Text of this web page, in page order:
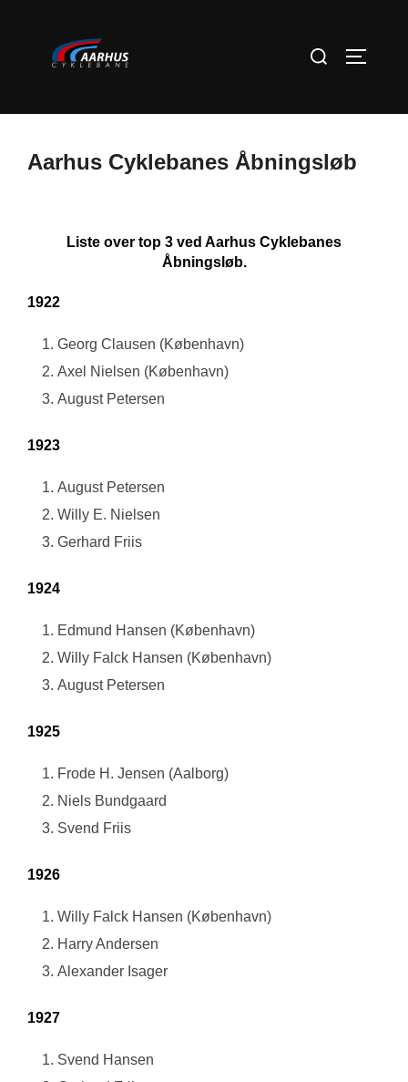
Søg
Aarhus Cyklebanes Åbningsløb
Liste over top 3 ved Aarhus Cyklebanes
Åbningsløb.
1922
Georg Clausen (København)
Axel Nielsen (København)
August Petersen
1923
August Petersen
Willy E. Nielsen
Gerhard Friis
1924
Edmund Hansen (København)
Willy Falck Hansen (København)
August Petersen
1925
Frode H. Jensen (Aalborg)
Niels Bundgaard
Svend Friis
1926
Willy Falck Hansen (København)
Harry Andersen
Alexander Isager
1927
Svend Hansen